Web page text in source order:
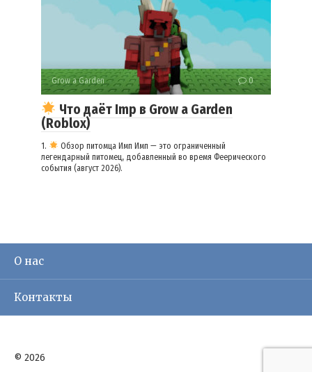
Grow a Garden 0
Что даёт Imp в Grow a Garden
(Roblox)
1.
Обзор питомца Имп Имп — это ограниченный
легендарный питомец, добавленный во время Феерического
события (август 2026).
О нас
Контакты
© 2026